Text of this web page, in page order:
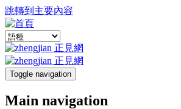
跳轉到主要內容
Toggle navigation
Main navigation